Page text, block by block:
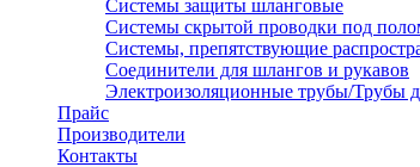
Системы защиты шланговые
Системы скрытой проводки под
Системы, препятствующие
Соединители для шлангов и рукавов
Электроизоляционные трубы/Трубы
Прайс
Производители
Контакты